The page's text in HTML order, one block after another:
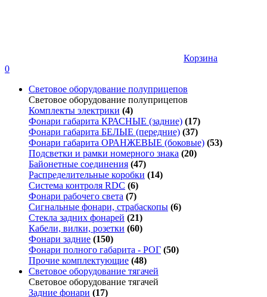
Корзина
0
Световое оборудование полуприцепов
Световое оборудование полуприцепов
Комплекты электрики (4)
Фонари габарита КРАСНЫЕ (задние) (17)
Фонари габарита БЕЛЫЕ (передние) (37)
Фонари габарита ОРАНЖЕВЫЕ (боковые) (53)
Подсветки и рамки номерного знака (20)
Байонетные соединения (47)
Распределительные коробки (14)
Система контроля RDC (6)
Фонари рабочего света (7)
Сигнальные фонари, страбаскопы (6)
Стекла задних фонарей (21)
Кабели, вилки, розетки (60)
Фонари задние (150)
Фонари полного габарита - РОГ (50)
Прочие комплектующие (48)
Световое оборудование тягачей
Световое оборудование тягачей
Задние фонари (17)